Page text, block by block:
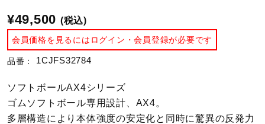
卓球
ソフトボール
柔道
¥49,500 (税込)
会員価格を見るにはログイン・会員登録が必要です
品番： 1CJFS32784
ソフトボールAX4シリーズ
ゴムソフトボール専用設計、AX4。
多層構造により本体強度の安定化と同時に驚異の反発力